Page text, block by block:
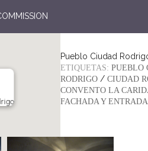
Pueblo Ciudad
ETIQUETAS: PUEBLO
RODRIGO / CIUDAD
CONVENTO LA
FACHADA Y ENTRADA